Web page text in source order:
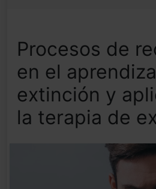
Procesos de
en el
extinción y
la terapia de